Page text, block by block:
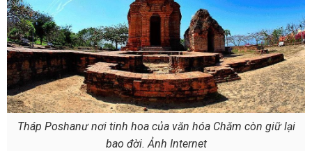
Tháp Poshanư nơi tinh hoa của văn hóa Chăm còn giữ lại
bao đời. Ảnh Internet